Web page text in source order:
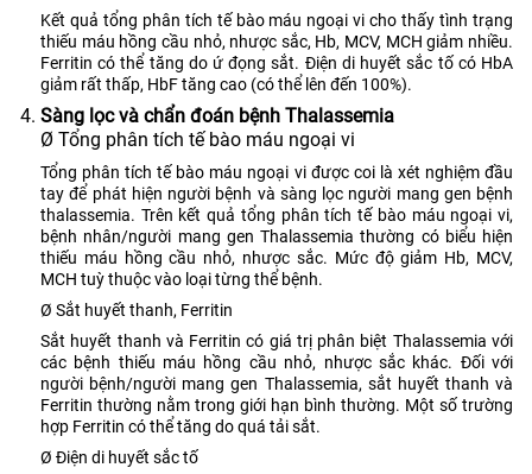
Kết quả tổng phân tích tế bào máu ngoại vi cho thấy tình trạng
thiếu máu hồng cầu nhỏ, nhược sắc, Hb, MCV, MCH giảm nhiều.
Ferritin có thể tăng do ứ đọng sắt. Điện di huyết sắc tố có HbA
giảm rất thấp, HbF tăng cao (có thể lên đến 100%).
Sàng lọc và chẩn đoán bệnh Thalassemia
Ø Tổng phân tích tế bào máu ngoại vi
Tổng phân tích tế bào máu ngoại vi được coi là xét nghiệm đầu
tay để phát hiện người bệnh và sàng lọc người mang gen bệnh
thalassemia. Trên kết quả tổng phân tích tế bào máu ngoại vi,
bệnh nhân/người mang gen Thalassemia thường có biểu hiện
thiếu máu hồng cầu nhỏ, nhược sắc. Mức độ giảm Hb, MCV,
MCH tuỳ thuộc vào loại từng thể bệnh.
Ø Sắt huyết thanh, Ferritin
Sắt huyết thanh và Ferritin có giá trị phân biệt Thalassemia với
các bệnh thiếu máu hồng cầu nhỏ, nhược sắc khác. Đối với
người bệnh/người mang gen Thalassemia, sắt huyết thanh và
Ferritin thường nằm trong giới hạn bình thường. Một số trường
hợp Ferritin có thể tăng do quá tải sắt.
Ø Điện di huyết sắc tố